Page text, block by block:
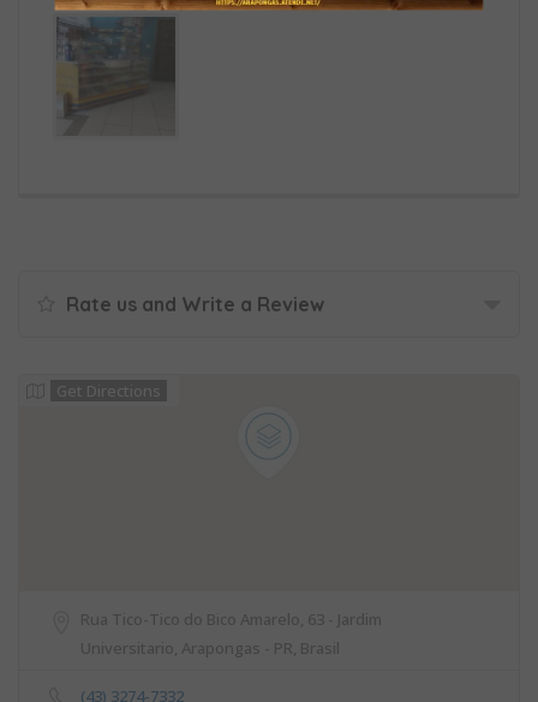
Rate us and Write a Review
Get Directions
Rua Tico-Tico do Bico Amarelo, 63 - Jardim
Universitario, Arapongas - PR, Brasil
(43) 3274-7332